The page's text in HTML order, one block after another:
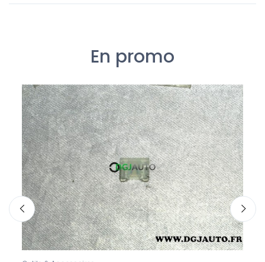
En promo